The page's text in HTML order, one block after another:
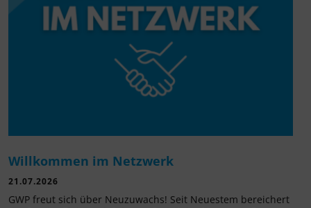
Willkommen im Netzwerk
21.07.2026
GWP freut sich über Neuzuwachs! Seit Neuestem bereichert